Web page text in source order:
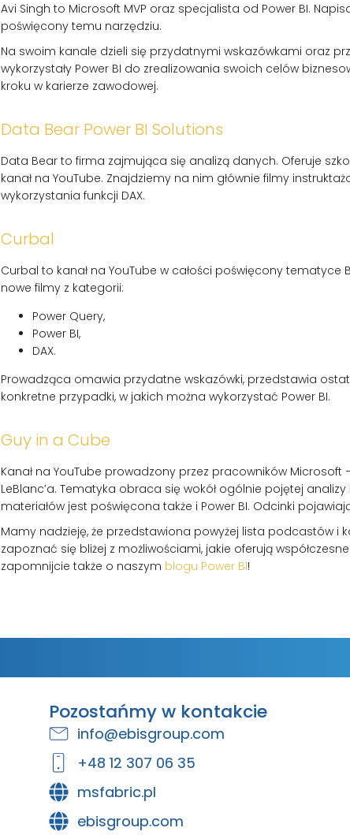
Avi Singh to Microsoft MVP oraz specjalista od Power BI.
poświęcony temu narzędziu.
Na swoim kanale dzieli się przydatnymi wskazówkami oraz
wykorzystały Power BI do zrealizowania swoich celów
kroku w karierze zawodowej.
Data Bear Power BI Solutions
Data Bear to firma zajmująca się analizą danych. Oferuje
kanał na YouTube. Znajdziemy na nim głównie filmy
wykorzystania funkcji DAX.
Curbal
Curbal to kanał na YouTube w całości poświęcony tematyce
nowe filmy z kategorii:
Power Query,
Power BI,
DAX.
Prowadząca omawia przydatne wskazówki, przedstawia
konkretne przypadki, w jakich można wykorzystać Power BI.
Guy in a Cube
Kanał na YouTube prowadzony przez pracowników Microsoft
LeBlanc’a. Tematyka obraca się wokół ogólnie pojętej
materiałów jest poświęcona także i Power BI. Odcinki
Mamy nadzieję, że przedstawiona powyżej lista podcastów i
zapoznać się bliżej z możliwościami, jakie oferują
zapomnijcie także o naszym blogu Power BI!
Pozostańmy w kontakcie
info@ebisgroup.com
+48 12 307 06 35
msfabric.pl
ebisgroup.com